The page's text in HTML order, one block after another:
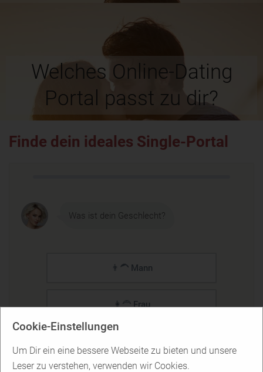
Cookie-Einstellungen
Um Dir ein eine bessere Webseite zu bieten und unsere
Leser zu verstehen, verwenden wir Cookies.
Welches Online-Dating
Portal passt zu dir?
Finde dein ideales Single-Portal
Was ist dein Geschlecht?
👨‍🦱 Mann
👩‍🦰 Frau